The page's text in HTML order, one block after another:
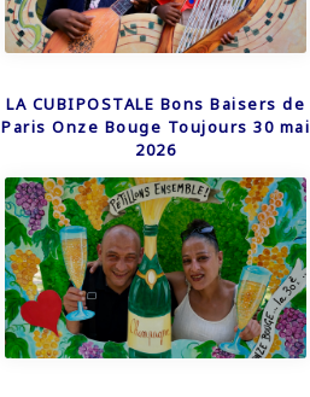
LA CUBIPOSTALE Bons Baisers de
Paris Onze Bouge Toujours 30 mai
2026